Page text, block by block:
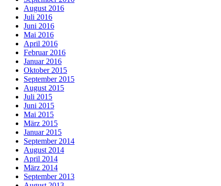
August 2016
Juli 2016
Juni 2016
Mai 2016
April 2016
Februar 2016
Januar 2016
Oktober 2015
September 2015
August 2015
Juli 2015
Juni 2015
Mai 2015
März 2015
Januar 2015
September 2014
August 2014
April 2014
März 2014
September 2013